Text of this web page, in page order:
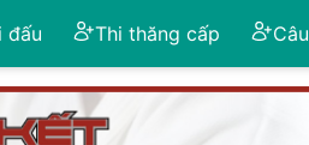
đấu Thi thăng cấp